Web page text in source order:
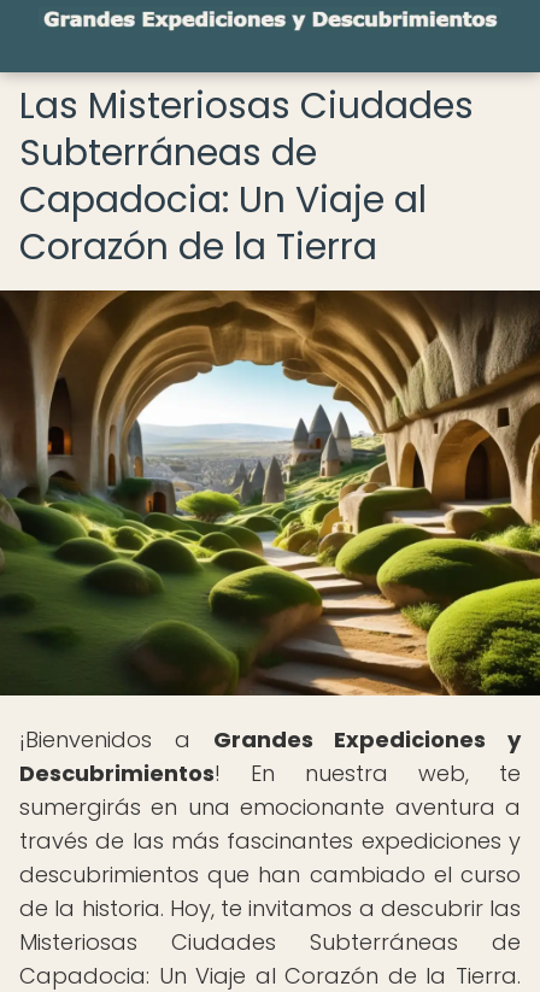
Las Misteriosas Ciudades
Subterráneas de
Capadocia: Un Viaje al
Corazón de la Tierra
¡Bienvenidos a Grandes Expediciones y
Descubrimientos! En nuestra web, te
sumergirás en una emocionante aventura a
través de las más fascinantes expediciones y
descubrimientos que han cambiado el curso
de la historia. Hoy, te invitamos a descubrir las
Misteriosas Ciudades Subterráneas de
Capadocia: Un Viaje al Corazón de la Tierra.